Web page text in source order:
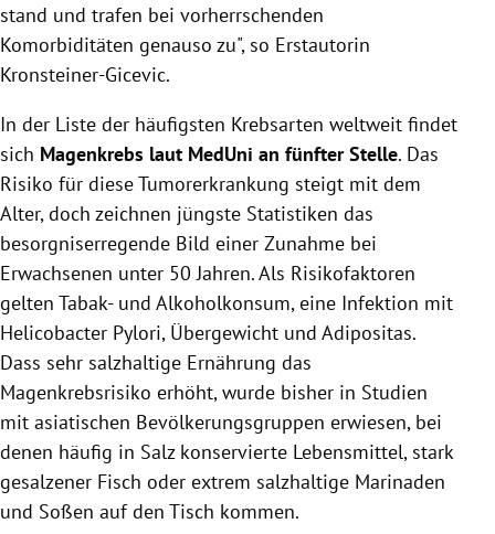
stand und trafen bei vorherrschenden
Komorbiditäten genauso zu", so Erstautorin
Kronsteiner-Gicevic.
In der Liste der häufigsten Krebsarten weltweit findet
sich Magenkrebs laut MedUni an fünfter Stelle. Das
Risiko für diese Tumorerkrankung steigt mit dem
Alter, doch zeichnen jüngste Statistiken das
besorgniserregende Bild einer Zunahme bei
Erwachsenen unter 50 Jahren. Als Risikofaktoren
gelten Tabak- und Alkoholkonsum, eine Infektion mit
Helicobacter Pylori, Übergewicht und Adipositas.
Dass sehr salzhaltige Ernährung das
Magenkrebsrisiko erhöht, wurde bisher in Studien
mit asiatischen Bevölkerungsgruppen erwiesen, bei
denen häufig in Salz konservierte Lebensmittel, stark
gesalzener Fisch oder extrem salzhaltige Marinaden
und Soßen auf den Tisch kommen.